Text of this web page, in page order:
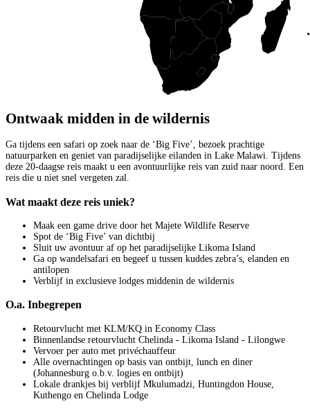
Ontwaak midden in de wildernis
Ga tijdens een safari op zoek naar de ‘Big Five’, bezoek prachtige
natuurparken en geniet van paradijselijke eilanden in Lake Malawi. Tijdens
deze 20-daagse reis maakt u een avontuurlijke reis van zuid naar noord. Een
reis die u niet snel vergeten zal.
Wat maakt deze reis uniek?
Maak een game drive door het Majete Wildlife Reserve
Spot de ‘Big Five’ van dichtbij
Sluit uw avontuur af op het paradijselijke Likoma Island
Ga op wandelsafari en begeef u tussen kuddes zebra’s, elanden en
antilopen
Verblijf in exclusieve lodges middenin de wildernis
O.a. Inbegrepen
Retourvlucht met KLM/KQ in Economy Class
Binnenlandse retourvlucht Chelinda - Likoma Island - Lilongwe
Vervoer per auto met privéchauffeur
Alle overnachtingen op basis van ontbijt, lunch en diner
(Johannesburg o.b.v. logies en ontbijt)
Lokale drankjes bij verblijf Mkulumadzi, Huntingdon House,
Kuthengo en Chelinda Lodge